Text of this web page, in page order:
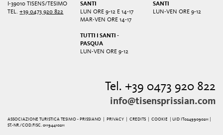
I-39010 TISENS/TESIMO
TEL.+39 0473 920 822
SANTI
LUN ORE 9-12 E 14-17
MAR-VEN ORE 14-17
TUTTI I SANTI -
PASQUA
LUN-VEN ORE 9-12
SANTI
LUN-VEN ORE 9-12
Tel. +39 0473 920 822
info@tisensprissian.com
ASSOCIAZIONE TURISTICA TESIMO - PRISSIANO | PRIVACY |CREDITS |COOKIE
| UID IT02499090211 |
ST.-NR./COD.FISC. 01194410211